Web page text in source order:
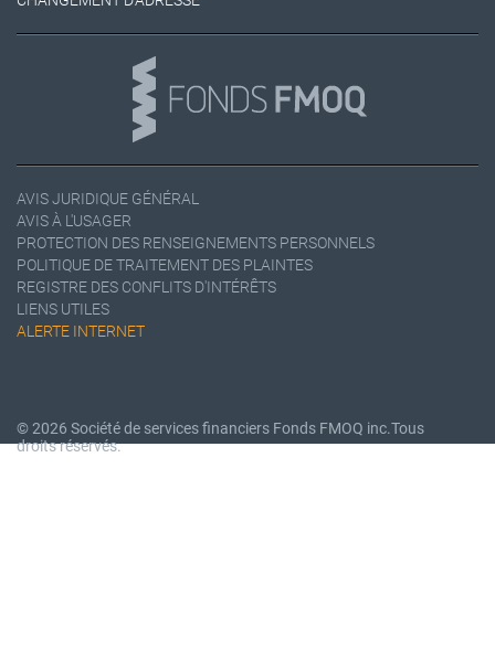
AVIS JURIDIQUE GÉNÉRAL
AVIS À L'USAGER
PROTECTION DES RENSEIGNEMENTS PERSONNELS
POLITIQUE DE TRAITEMENT DES PLAINTES
REGISTRE DES CONFLITS D'INTÉRÊTS
LIENS UTILES
ALERTE INTERNET
© 2026 Société de services financiers Fonds FMOQ inc.Tous
droits réservés.